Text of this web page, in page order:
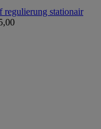
regulierung stationair